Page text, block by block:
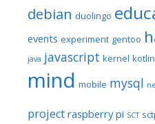
debian duolingo
events experiment gentoo
java javascript kernel kotlin
mind mobile mysql
project raspberry pi SCT